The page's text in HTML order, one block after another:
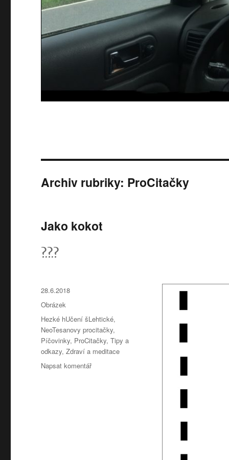
Archiv rubriky: ProCitačky
Jako kokot
?.?.?
Publikováno:
28.6.2018
Formát:
Obrázek
Rubriky:
Hezké hUčení šLehtické,
NeoTesanovy procitačky,
Píčovinky, ProCitačky,Tipy a
odkazy,Zdraví a meditace
Napsat komentářpro